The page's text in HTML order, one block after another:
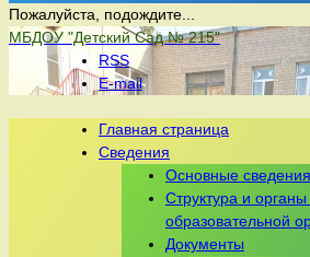
Пожалуйста, подождите...
Перейти
содержимому
МБДОУ "Детский Сад № 215"
RSS
E-mail
Главная страница
Сведения
Основные сведения
Структура и
образовательной
Документы